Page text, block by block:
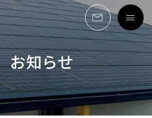
お知らせ